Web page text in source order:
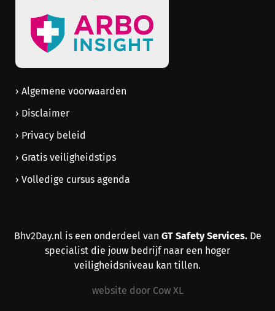
Algemene voorwaarden
Disclaimer
Privacy beleid
Gratis veiligheidstips
Volledige cursus agenda
Bhv2Day.nl is een onderdeel van GT Safety Services.De
specialist die jouw bedrijf naar een hoger
veiligheidsniveau kan tillen.
website door Cow XL